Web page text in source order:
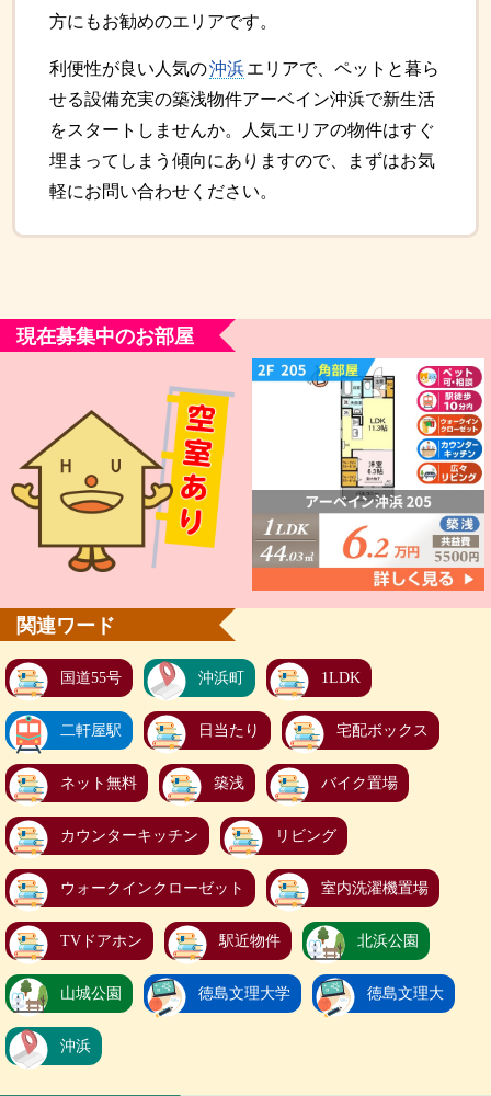
方にもお勧めのエリアです。
利便性が良い人気の沖浜エリアで、ペットと暮ら
せる設備充実の築浅物件アーベイン沖浜で新生活
をスタートしませんか。人気エリアの物件はすぐ
埋まってしまう傾向にありますので、まずはお気
軽にお問い合わせください。
現在募集中のお部屋
関連ワード
国道55号 沖浜町 1LDK
二軒屋駅 日当たり 宅配ボックス
ネット無料 築浅 バイク置場
カウンターキッチン リビング
ウォークインクローゼット 室内洗濯機置場
TVドアホン 駅近物件 北浜公園
山城公園 徳島文理大学 徳島文理大
沖浜